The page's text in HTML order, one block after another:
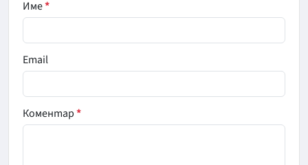
Име*
Email
Коментар*